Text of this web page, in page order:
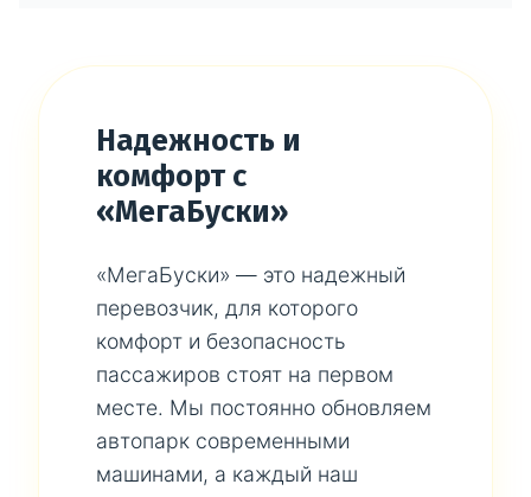
Надежность и
комфорт с
«МегаБуски»
«МегаБуски» — это надежный
перевозчик, для которого
комфорт и безопасность
пассажиров стоят на первом
месте. Мы постоянно обновляем
автопарк современными
машинами, а каждый наш